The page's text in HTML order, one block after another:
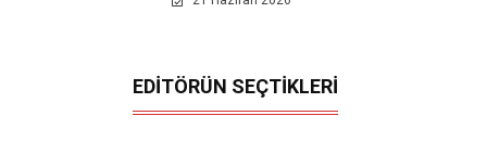
EDİTÖRÜN SEÇTİKLERİ